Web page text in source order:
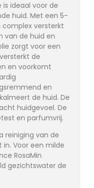
ideaal voor de
huid. Met een 5-
versterkt
van de huid en
zorgt voor een
de
en voorkomt
en
de huid. De
huidgevoel. De
en parfumvrij.
reiniging van de
Voor een milde
RosaMin
gezichtswater de